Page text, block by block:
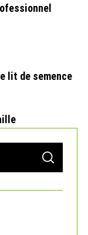
lit de semence
S
A
C